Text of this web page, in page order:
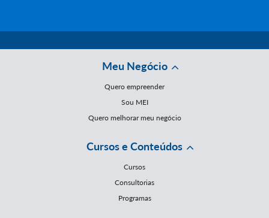
Meu Negócio
Quero empreender
Sou MEI
Quero melhorar meu negócio
Cursos e Conteúdos
Cursos
Consultorias
Programas